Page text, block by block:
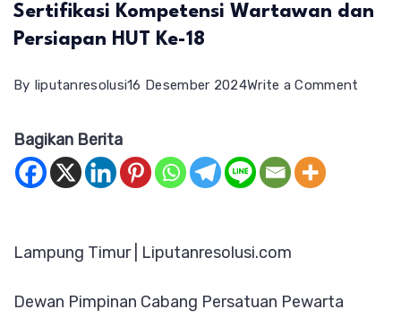
Sertifikasi Kompetensi Wartawan dan
Persiapan HUT Ke-18
By liputanresolusi16 Desember 2024Write a Comment
Bagikan Berita
Lampung Timur | Liputanresolusi.com
Dewan Pimpinan Cabang Persatuan Pewarta